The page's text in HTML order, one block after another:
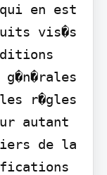
en est
vis�s
r�gles
autant
de la